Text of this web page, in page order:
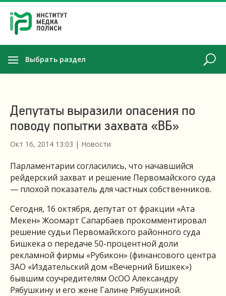
Выбрать раздел
Депутаты выразили опасения по
поводу попытки захвата «ВБ»
Окт 16, 2014 13:03 | Новости
Парламентарии согласились, что начавшийся
рейдерский захват и решение Первомайского суда
— плохой показатель для частных собственников.
Сегодня, 16 октября, депутат от фракции «Ата
Мекен» Жоомарт Сапарбаев прокомментировал
решение судьи Первомайского районного суда
Бишкека о передаче 50-процентной доли
рекламной фирмы «Рубикон» (финансового центра
ЗАО «Издательский дом «Вечерний Бишкек»)
бывшим соучредителям ОсОО Александру
Рябушкину и его жене Галине Рябушкиной.